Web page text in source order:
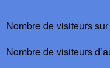
Nombre de visiteurs
Nombre de visiteurs